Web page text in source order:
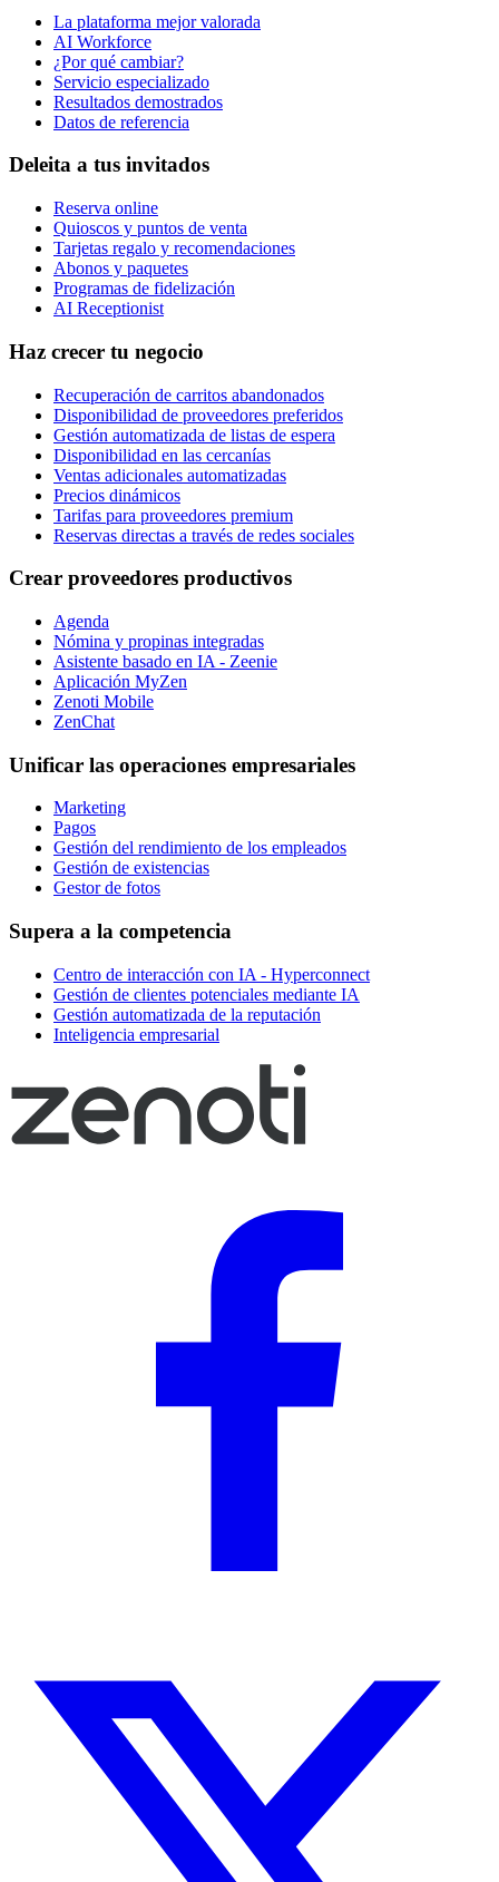
La plataforma mejor valorada
AI Workforce
¿Por qué cambiar?
Servicio especializado
Resultados demostrados
Datos de referencia
Deleita a tus invitados
Reserva online
Quioscos y puntos de venta
Tarjetas regalo y recomendaciones
Abonos y paquetes
Programas de fidelización
AI Receptionist
Haz crecer tu negocio
Recuperación de carritos abandonados
Disponibilidad de proveedores preferidos
Gestión automatizada de listas de espera
Disponibilidad en las cercanías
Ventas adicionales automatizadas
Precios dinámicos
Tarifas para proveedores premium
Reservas directas a través de redes sociales
Crear proveedores productivos
Agenda
Nómina y propinas integradas
Asistente basado en IA - Zeenie
Aplicación MyZen
Zenoti Mobile
ZenChat
Unificar las operaciones empresariales
Marketing
Pagos
Gestión del rendimiento de los empleados
Gestión de existencias
Gestor de fotos
Supera a la competencia
Centro de interacción con IA - Hyperconnect
Gestión de clientes potenciales mediante IA
Gestión automatizada de la reputación
Inteligencia empresarial